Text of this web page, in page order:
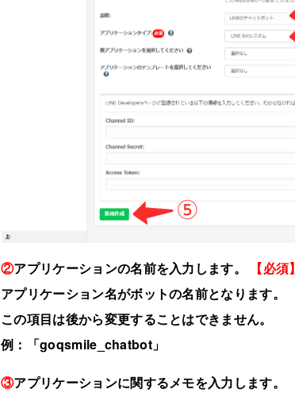
②アプリケーションの名前を入力します。
【必須】
アプリケーション名がボットの名前となります。
この項目は後から変更することはできません。
例：「goqsmile_chatbot」
③アプリケーションに関するメモを入力します。